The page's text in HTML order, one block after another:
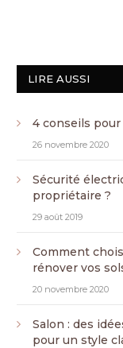
LIRE AUSSI
4 conseils
26 novembre 2020
Sécurité
propriétaire ?
29 août 2019
Comment
rénover vos
20 novembre 2020
Salon : des
pour un style